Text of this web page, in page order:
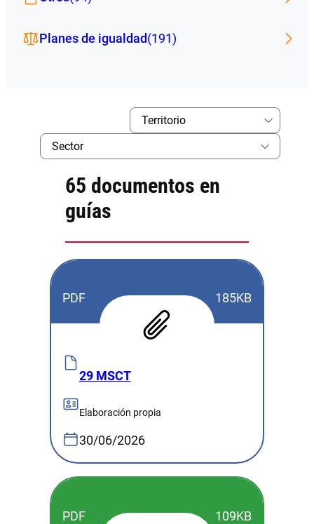
Planes de igualdad(191)
65 documentos en
guías
PDF 185KB
29 MSCT
Elaboración propia
30/06/2026
PDF 109KB